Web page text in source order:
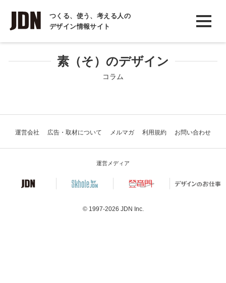
つくる、使う、考える人の
デザイン情報サイト
INTERVIEW
インタビュー
REPORT素（そ）のデザイン
コラム
運営会社 広告・取材について メルマガ 利用規約 お問い合わせ
運営メディア
© 1997-2026 JDN Inc.